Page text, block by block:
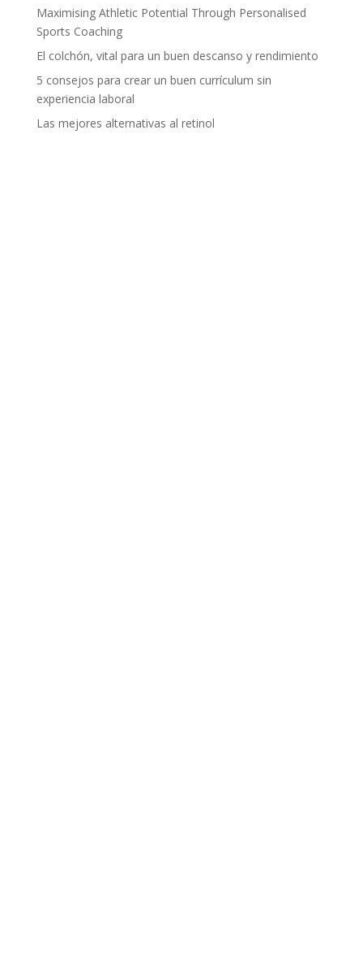
Maximising Athletic Potential Through Personalised
Sports Coaching
El colchón, vital para un buen descanso y rendimiento
5 consejos para crear un buen currículum sin
experiencia laboral
Las mejores alternativas al retinol